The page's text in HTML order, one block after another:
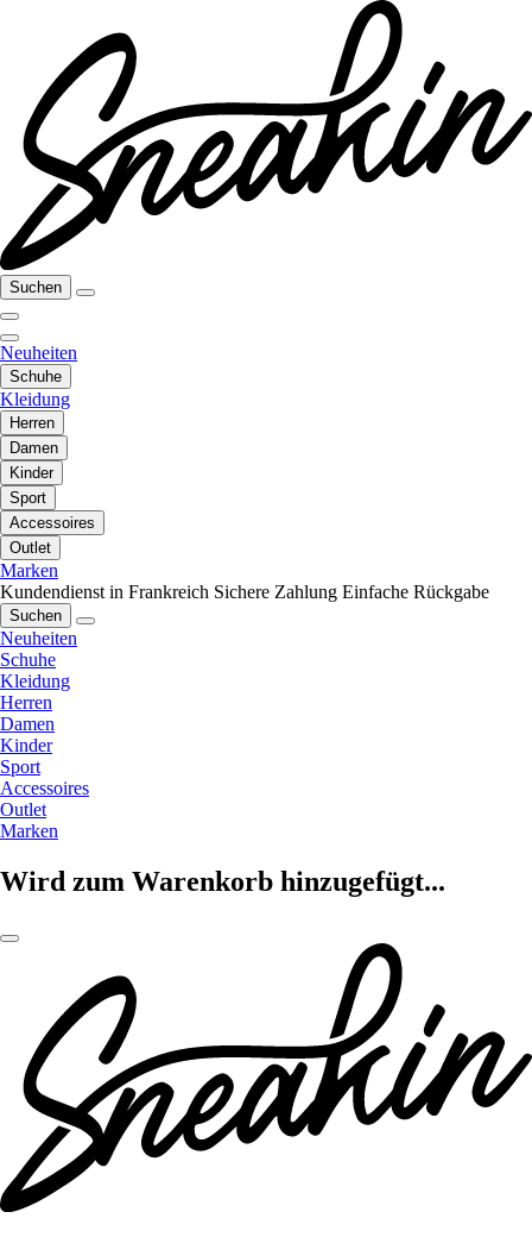
Suchen
Neuheiten
Schuhe
Kleidung
Herren
Damen
Kinder
Sport
Accessoires
Outlet
Marken
Kundendienst in Frankreich Sichere Zahlung Einfache Rückgabe
Suchen
Neuheiten
Schuhe
Kleidung
Herren
Damen
Kinder
Sport
Accessoires
Outlet
Marken
Wird zum Warenkorb hinzugefügt...